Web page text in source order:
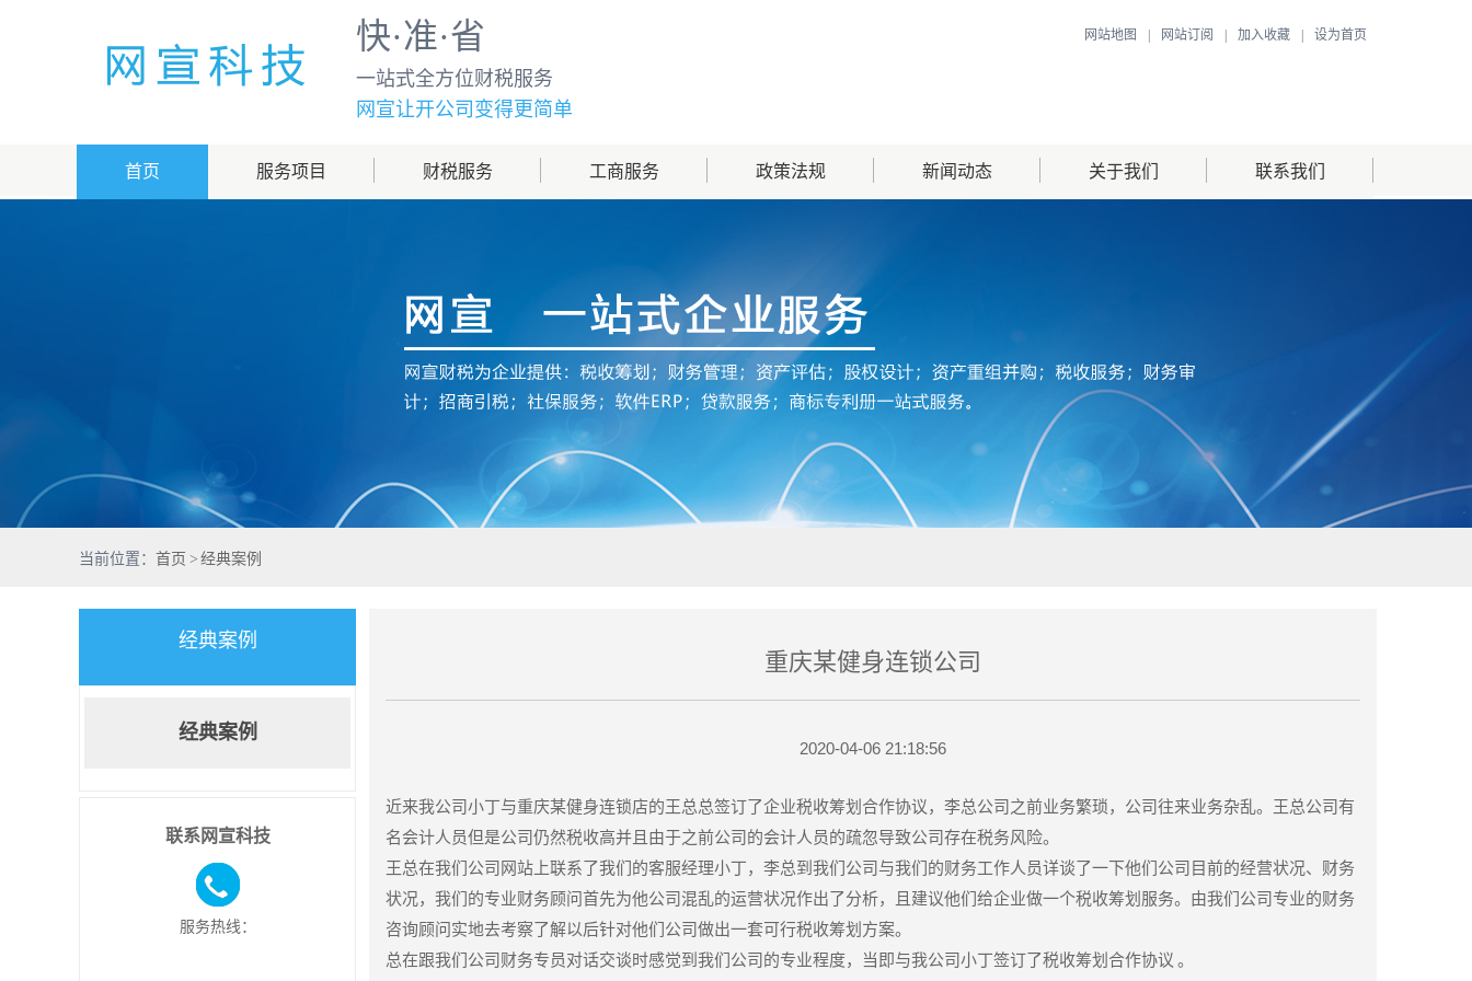
设为首页
加入收藏
网站订阅
网站地图
快·准·省
一站式全方位财税服务
网宣让开公司变得更简单
首页 服务项目 财税服务 工商服务 政策法规 新闻动态 关于我们 联系我们
当前位置： 首页 > 经典案例
经典案例
经典案例
联系网宣科技
服务热线：
重庆某健身连锁公司
2020-04-06 21:18:56
近来我公司小丁与重庆某健身连锁店的王总总签订了企业税收筹划合作协议，李总公司之前业务繁琐，公司往来业务杂乱。王总公司有
名会计人员但是公司仍然税收高并且由于之前公司的会计人员的疏忽导致公司存在税务风险。
王总在我们公司网站上联系了我们的客服经理小丁，李总到我们公司与我们的财务工作人员详谈了一下他们公司目前的经营状况、财务
状况，我们的专业财务顾问首先为他公司混乱的运营状况作出了分析，且建议他们给企业做一个税收筹划服务。由我们公司专业的财务
咨询顾问实地去考察了解以后针对他们公司做出一套可行税收筹划方案。
总在跟我们公司财务专员对话交谈时感觉到我们公司的专业程度，当即与我公司小丁签订了税收筹划合作协议 。